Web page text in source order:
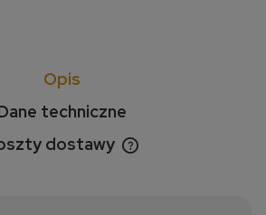
Opis
techniczne
dostawy
kosztów płatności